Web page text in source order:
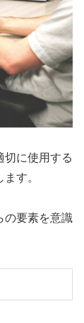
切に使用する
す。
の要素を意識